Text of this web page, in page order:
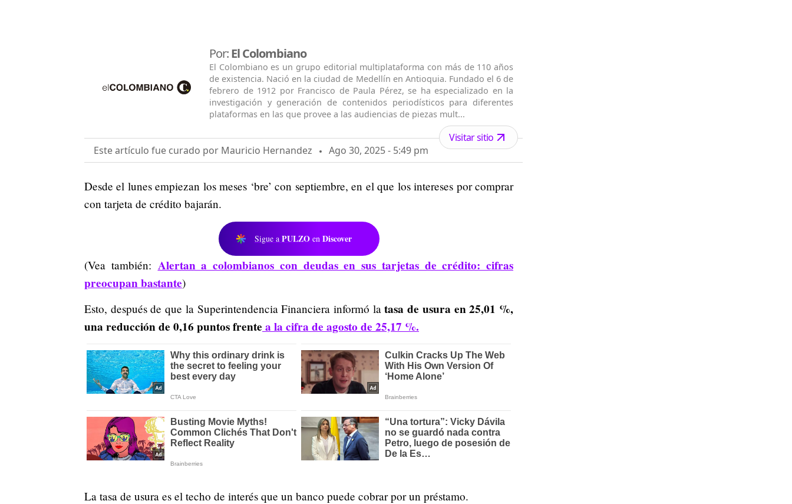
Por:El Colombiano
El Colombiano es un grupo editorial multiplataforma con más de 110 años
de existencia. Nació en la ciudad de Medellín en Antioquia. Fundado el 6 de
febrero de 1912 por Francisco de Paula Pérez, se ha especializado en la
investigación y generación de contenidos periodísticos para diferentes
plataformas en las que provee a las audiencias de piezas mult...
Este artículo fue curado por Mauricio Hernandez Ago 30, 2025 - 5:49 pm
Visitar sitio
Desde el lunes empiezan los meses ‘bre’ con septiembre, en el que los intereses por comprar
con tarjeta de crédito bajarán.
Sigue a PULZO en Discover
(Vea también: Alertan a colombianos con deudas en sus tarjetas de crédito: cifras
preocupan bastante)
Esto, después de que la Superintendencia Financiera informó latasa de usura en 25,01 %,
una reducción de 0,16 puntos frente a la cifra de agosto de 25,17 %.
La tasa de usura es el techo de interés que un banco puede cobrar por un préstamo.